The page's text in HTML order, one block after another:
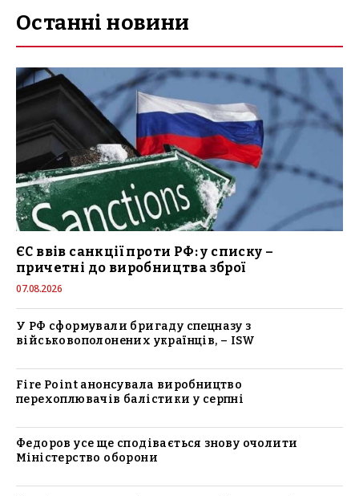
Останні новини
ЄС ввів санкції проти РФ: у списку –
причетні до виробництва зброї
07.08.2026
У РФ сформували бригаду спецназу з
військовополонених українців, – ISW
Fire Point анонсувала виробництво
перехоплювачів балістики у серпні
Федоров усе ще сподівається знову очолити
Міністерство оборони